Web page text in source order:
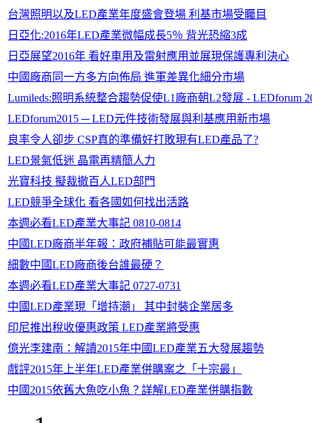
台灣照明以及LED產業年度盛會登場 利基市場受矚目
日亞化:2016年LED產業微幅成長5％ 背光恐縮3成
日亞展望2016年 看好車用及雷射應用並展現保護專利決心
中國廠商同一方多方向佈局 進軍差異化細分市場
Lumileds:照明系統整合趨勢促使L1廠商朝L2發展 - LEDforum
LEDforum2015 ─ LED元件技術發展與利基應用新市場
良率令人卻步 CSP真的準備好打敗現有LED產品了?
LED景氣低迷 晶電再精簡人力
光寶科技 擬裁撤百人LED部門
LED競爭全球化 看各國如何找出活路
本週必看LED產業大事記 0810-0814
中國LED廠商半年報：政府補貼可能最實惠
細數中國LED廠商後台誰最硬？
本週必看LED產業大事記 0727-0731
中國LED產業現「增持潮」 其中封裝企業居多
印尼推出稅收優惠政策 LED產業將受惠
億光李建南：解讀2015年中國LED產業五大發展趨勢
戲評2015年上半年LED產業併購案之「十宗最」
中國2015依舊大魚吃小魚？詳解LED產業併購指數